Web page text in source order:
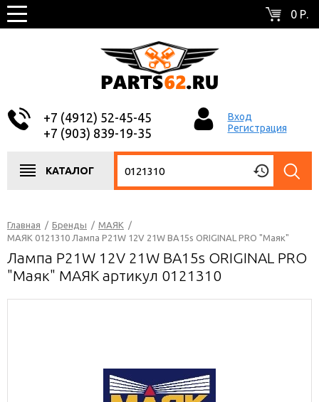
0 Р.
+7 (4912) 52-45-45
+7 (903) 839-19-35
Вход
Регистрация
КАТАЛОГ
Главная / Бренды / МАЯК /
МАЯК 0121310 Лампа P21W 12V 21W BA15s ORIGINAL PRO "Маяк"
Лампа P21W 12V 21W BA15s ORIGINAL PRO
"Маяк" МАЯК артикул 0121310